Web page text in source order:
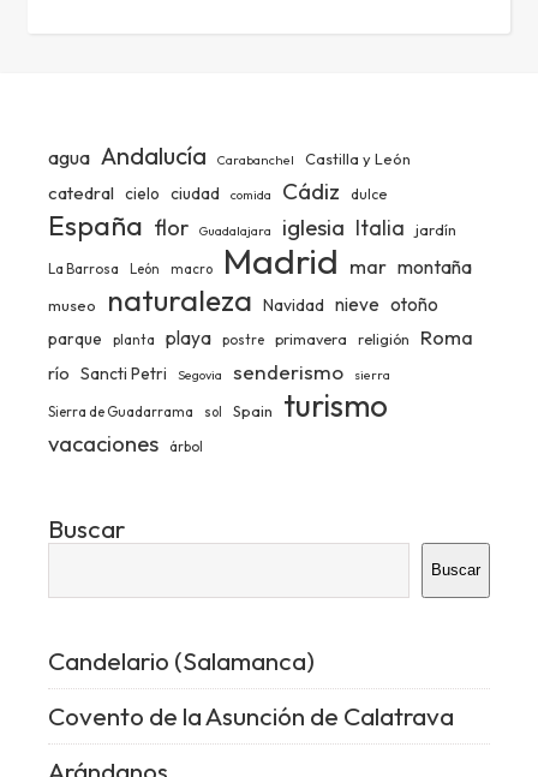
agua Andalucía Carabanchel Castilla y León
catedral cielo ciudad comida Cádiz dulce
España flor Guadalajara iglesia Italia jardín
La Barrosa León macro Madrid mar montaña
museo naturaleza Navidad nieve otoño
parque planta playa postre primavera religión Roma
río Sancti Petri Segovia senderismo sierra
Sierra de Guadarrama sol Spain turismo
vacaciones árbol
Buscar
Buscar
Candelario (Salamanca)
Covento de la Asunción de Calatrava
Arándanos